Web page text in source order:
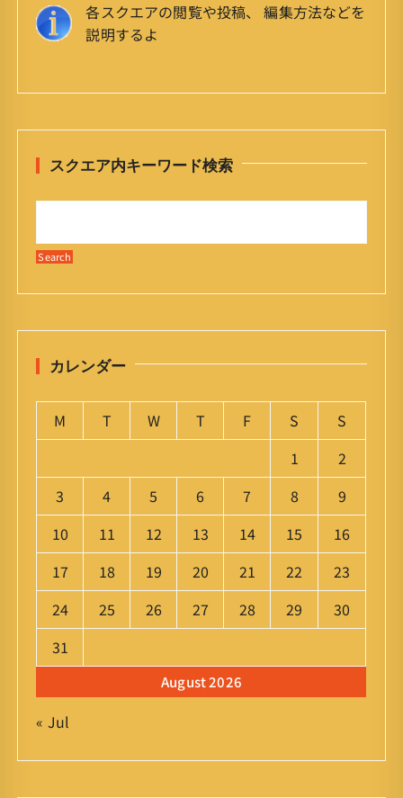
各スクエアの閲覧や投稿、 編集方法などを
説明するよ
スクエア内キーワード検索
カレンダー
August 2026
M T W T F S
S
1
2
3
4 5 6 7 8
9
10
11 12 13 14 15
16
17
18 19 20 21 22
23
24
25 26 27 28 29
30
31
« Jul